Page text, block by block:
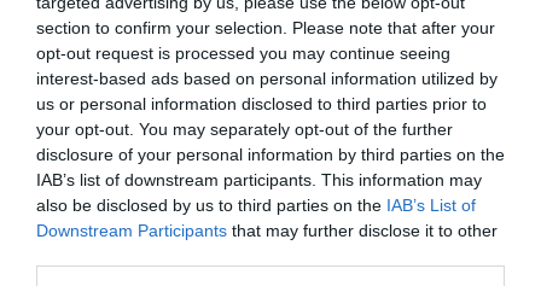
section to confirm your selection. Please note that after your
opt-out request is processed you may continue seeing
interest-based ads based on personal information utilized by
us or personal information disclosed to third parties prior to
your opt-out. You may separately opt-out of the further
disclosure of your personal information by third parties on the
IAB’s list of downstream participants. This information may
also be disclosed by us to third parties on the IAB’s List of
Downstream Participants that may further disclose it to other